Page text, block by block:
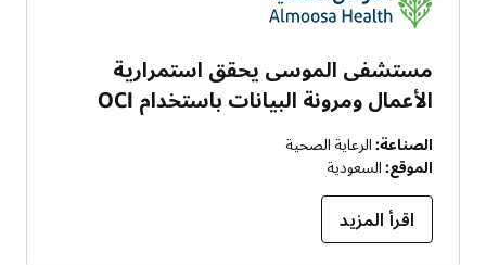
مستشفى الموسى يحقق استمرارية
الأعمال ومرونة البيانات باستخدام OCI
الصناعة: الرعاية الصحية
الموقع: السعودية
اقرأ المزيد